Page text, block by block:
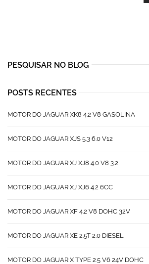
PESQUISAR NO BLOG
POSTS RECENTES
MOTOR DO JAGUAR XK8 4.2 V8 GASOLINA
MOTOR DO JAGUAR XJS 5.3 6.0 V12
MOTOR DO JAGUAR XJ XJ8 4.0 V8 3.2
MOTOR DO JAGUAR XJ XJ6 4.2 6CC
MOTOR DO JAGUAR XF 4.2 V8 DOHC 32V
MOTOR DO JAGUAR XE 2.5T 2.0 DIESEL
MOTOR DO JAGUAR X TYPE 2.5 V6 24V DOHC